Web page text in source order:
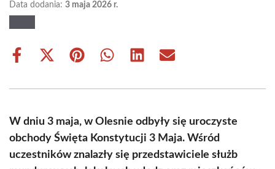
Data dodania: 3 maja 2026 r.
Share
Share
(Twitter)
Share Share Share Share
W dniu 3 maja, w Olesnie odbyły się uroczyste
obchody Święta Konstytucji 3 Maja. Wśród
uczestników znalazły się przedstawiciele służb